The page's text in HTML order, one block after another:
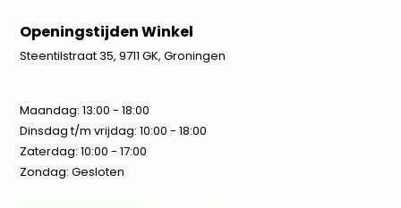
Openingstijden Winkel
Steentilstraat 35, 9711 GK, Groningen
Maandag: 13:00 - 18:00
Dinsdag t/m vrijdag: 10:00 - 18:00
Zaterdag: 10:00 - 17:00
Zondag: Gesloten